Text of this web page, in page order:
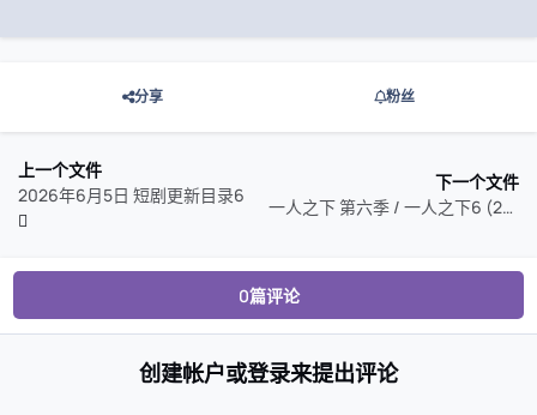
分享 粉丝
上一个文件
2026年6月5日 短剧更新目录6
下一个文件
一人之下 第六季 / 一人之下6 (2026) 臻彩MAX
0篇评论
创建帐户或登录来提出评论